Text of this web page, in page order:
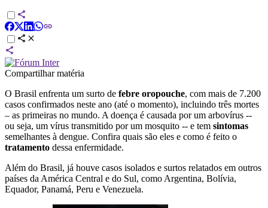
Compartilhar matéria
O Brasil enfrenta um surto de febre oropouche, com mais de 7.200
casos confirmados neste ano (até o momento), incluindo três mortes
– as primeiras no mundo. A doença é causada por um arbovírus --
ou seja, um vírus transmitido por um mosquito -- e tem sintomas
semelhantes à dengue. Confira quais são eles e como é feito o
tratamento dessa enfermidade.
Além do Brasil, já houve casos isolados e surtos relatados em outros
países da América Central e do Sul, como Argentina, Bolívia,
Equador, Panamá, Peru e Venezuela.